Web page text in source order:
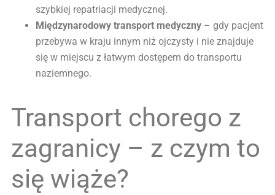
szybkiej repatriacji medycznej.
Międzynarodowy transport medyczny – gdy pacjent
przebywa w kraju innym niż ojczysty i nie znajduje
się w miejscu z łatwym dostępem do transportu
naziemnego.
Transport chorego z
zagranicy – z czym to
się wiąże?